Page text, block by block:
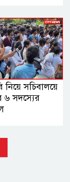
নিয়ে সচিবালয়ে
৬ সদস্যের